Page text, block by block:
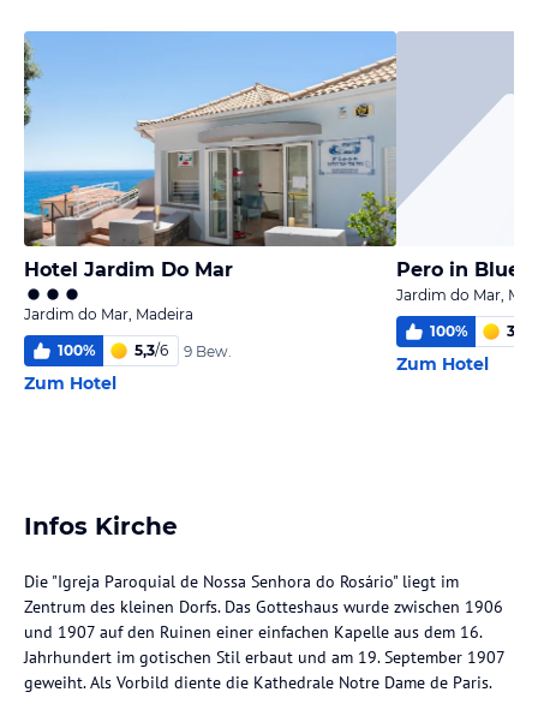
Hotel Jardim Do Mar
Jardim do Mar, Madeira
100% 5,3/6 9 Bew.
Zum Hotel
Pero in Blue
Jardim do Mar,
100% 3,8
Zum Hotel
Infos Kirche
Die "Igreja Paroquial de Nossa Senhora do Rosário" liegt im
Zentrum des kleinen Dorfs. Das Gotteshaus wurde zwischen 1906
und 1907 auf den Ruinen einer einfachen Kapelle aus dem 16.
Jahrhundert im gotischen Stil erbaut und am 19. September 1907
geweiht. Als Vorbild diente die Kathedrale Notre Dame de Paris.